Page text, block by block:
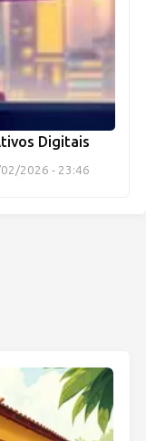
Digitais
2026 - 23:46